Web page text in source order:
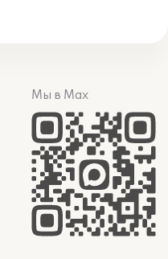
Мы в Max